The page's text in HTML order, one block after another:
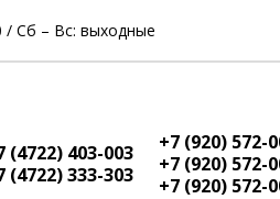
/ Сб – Вс: выходные
(4722) 403-003
(4722) 333-303
+7 (920) 572-
+7 (920) 572-
+7 (920) 572-